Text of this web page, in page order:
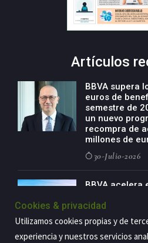
Artículos
BBVA supera
euros de
semestre de
un nuevo
recompra de
millones de
30-Julio-2026
BBVA acelera
de
países
29-Julio-2026
Cookies & privacidad
Utilizamos cookies propias y de
experiencia y nuestros servicios